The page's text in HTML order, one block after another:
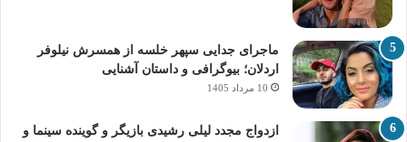
ماجرای جدایی سپهر خلسه از همسرش نیلوفر
اردلان؛ بیوگرافی و داستان آشنایی
10 مرداد 1405
ازدواج مجدد لیلی رشیدی بازیگر و گوینده سینما و